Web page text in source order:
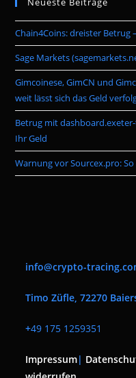
Chain4Coins: dreister Betrug
Sage Markets
Gimcoinese, GimCN und
weit lässt sich das Geld
Betrug mit
Ihr Geld
Warnung vor Sourcex.pro:
info@crypto-
Timo Züfle, 72270
+49 175 1259351
Impressum|